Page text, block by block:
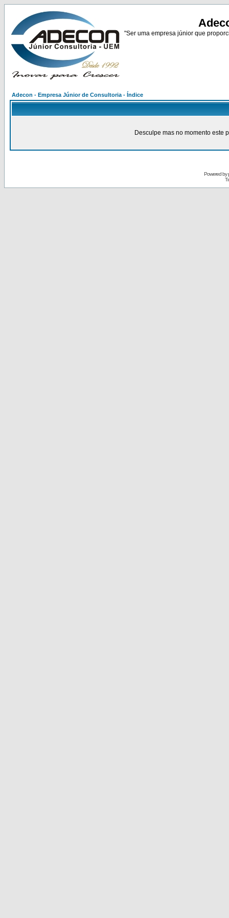
"Ser uma empresa júnior que
Adecon - Empresa Júnior de Consultoria - Índice
Desculpe mas no momento este
Powered by